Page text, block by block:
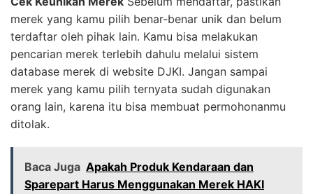
merek yang kamu pilih benar-benar unik dan belum
terdaftar oleh pihak lain. Kamu bisa melakukan
pencarian merek terlebih dahulu melalui sistem
database merek di website DJKI. Jangan sampai
merek yang kamu pilih ternyata sudah digunakan
orang lain, karena itu bisa membuat permohonanmu
ditolak.
Baca Juga Apakah Produk Kendaraan dan
Sparepart Harus Menggunakan Merek HAKI